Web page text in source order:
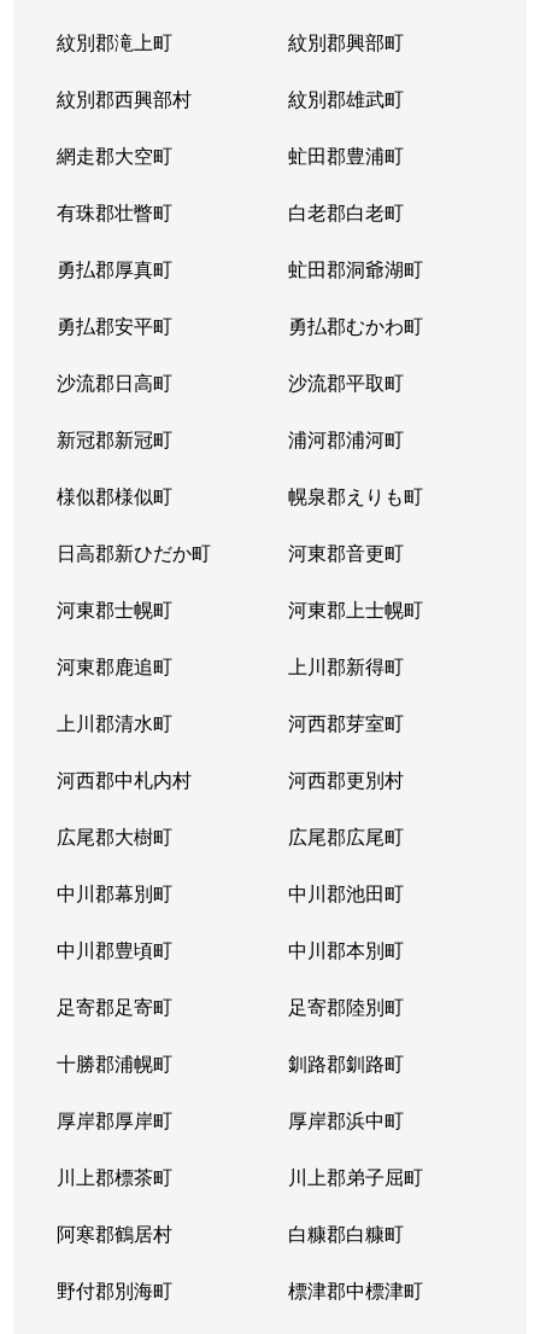
紋別郡滝上町 紋別郡興部町
紋別郡西興部村 紋別郡雄武町
網走郡大空町 虻田郡豊浦町
有珠郡壮瞥町 白老郡白老町
勇払郡厚真町 虻田郡洞爺湖町
勇払郡安平町 勇払郡むかわ町
沙流郡日高町 沙流郡平取町
新冠郡新冠町 浦河郡浦河町
様似郡様似町 幌泉郡えりも町
日高郡新ひだか町 河東郡音更町
河東郡士幌町 河東郡上士幌町
河東郡鹿追町 上川郡新得町
上川郡清水町 河西郡芽室町
河西郡中札内村 河西郡更別村
広尾郡大樹町 広尾郡広尾町
中川郡幕別町 中川郡池田町
中川郡豊頃町 中川郡本別町
足寄郡足寄町 足寄郡陸別町
十勝郡浦幌町 釧路郡釧路町
厚岸郡厚岸町 厚岸郡浜中町
川上郡標茶町 川上郡弟子屈町
阿寒郡鶴居村 白糠郡白糠町
野付郡別海町 標津郡中標津町